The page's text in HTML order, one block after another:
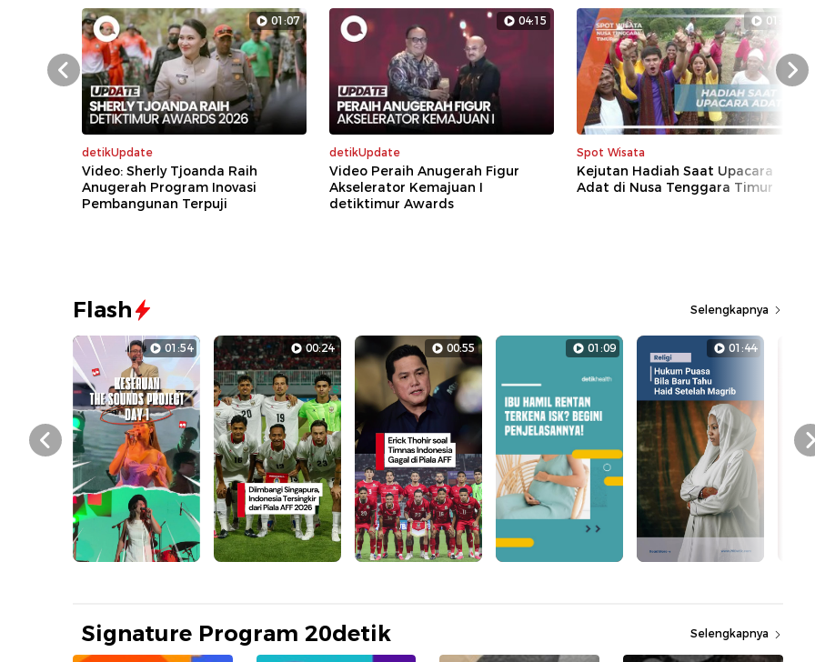
01:07
detikUpdate
Video: Sherly Tjoanda Raih
Anugerah Program Inovasi
Pembangunan Terpuji
04:15
detikUpdate
Video Peraih Anugerah Figur
Akselerator Kemajuan I
detiktimur Awards
01:41
Spot Wisata
Kejutan Hadiah Saat Upacara
Adat di Nusa Tenggara Timur
Prev Next
Flash Selengkapnya
01:54 00:24 00:55 01:09 01:44
Prev
Signature Program 20detik Selengkapnya